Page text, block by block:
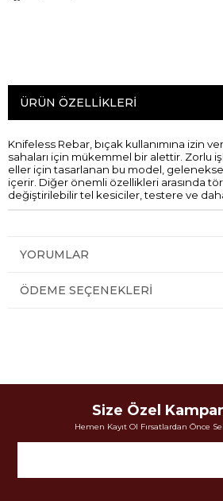
ÜRÜN ÖZELLIKLERI
Knifeless Rebar, bıçak kullanımına izin
sahaları için mükemmel bir alettir. Zorlu
eller için tasarlanan bu model,
içerir. Diğer önemli özellikleri arasında
değiştirilebilir tel kesiciler, testere ve
YORUMLAR
ÖDEME SEÇENEKLERI
Size Özel
Hemen Kayıt Ol Fırsatlardan Önce